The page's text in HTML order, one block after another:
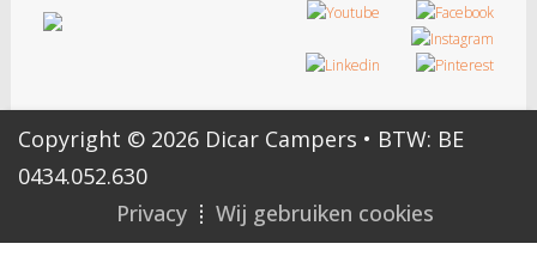
Copyright © 2026 Dicar Campers • BTW: BE
0434.052.630
Privacy
Wij gebruiken cookies